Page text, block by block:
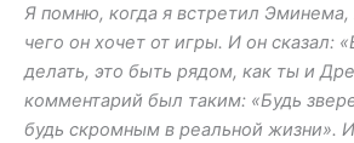
Я помню, когда я встретил Эминема,
чего он хочет от игры. И он сказал:
делать, это быть рядом, как ты и
комментарий был таким: «Будь
будь скромным в реальной жизни».